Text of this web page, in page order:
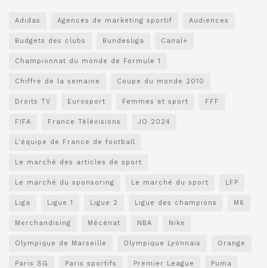
Adidas Agences de marketing sportif Audiences
Budgets des clubs Bundesliga Canal+
Championnat du monde de Formule 1
Chiffre de la semaine Coupe du monde 2010
Droits TV Eurosport Femmes et sport FFF
FIFA France Télévisions JO 2024
L'équipe de France de football
Le marché des articles de sport
Le marché du sponsoring Le marché du sport LFP
Liga Ligue 1 Ligue 2 Ligue des champions M6
Merchandising Mécénat NBA Nike
Olympique de Marseille Olympique Lyonnais Orange
Paris SG Paris sportifs Premier League Puma